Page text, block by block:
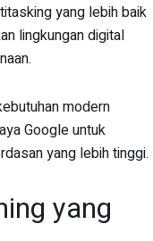
yang lebih baik
lingkungan digital
modern
Google untuk
yang lebih tinggi.
yang